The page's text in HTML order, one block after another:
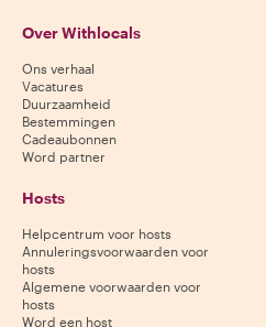
Over Withlocals
Ons verhaal
Vacatures
Duurzaamheid
Bestemmingen
Cadeaubonnen
Word partner
Hosts
Helpcentrum voor hosts
Annuleringsvoorwaarden voor
hosts
Algemene voorwaarden voor
hosts
Word een host